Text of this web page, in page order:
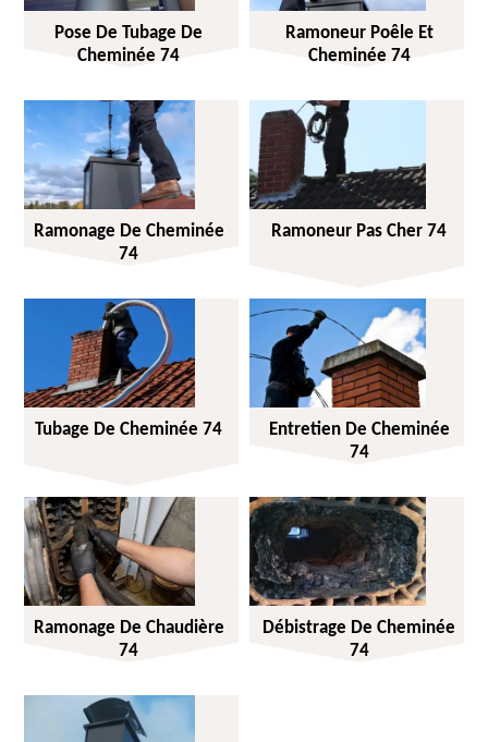
Pose De Tubage De
Cheminée 74
Ramoneur Poêle Et
Cheminée 74
Ramonage De Cheminée
74
Ramoneur Pas Cher 74
Tubage De Cheminée 74
Entretien De Cheminée
74
Ramonage De Chaudière
74
Débistrage De Cheminée
74